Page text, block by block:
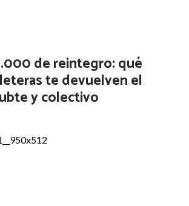
de reintegro: qué
te devuelven el
y colectivo